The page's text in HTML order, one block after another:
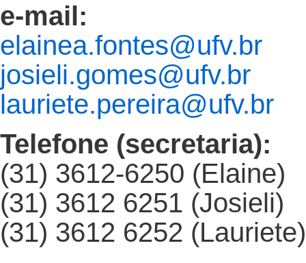
e-mail:
elainea.fontes@ufv.br
josieli.gomes@ufv.br
lauriete.pereira@ufv.br
Telefone (secretaria):
(31) 3612-6250 (Elaine)
(31) 3612 6251 (Josieli)
(31) 3612 6252 (Lauriete)